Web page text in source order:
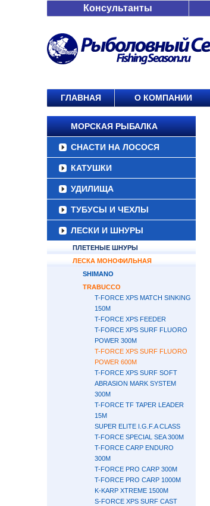
Консультанты
ГЛАВНАЯ О КОМПАНИИ
МОРСКАЯ РЫБАЛКА
СНАСТИ НА ЛОСОСЯ
КАТУШКИ
УДИЛИЩА
ТУБУСЫ И ЧЕХЛЫ
ЛЕСКИ И ШНУРЫ
ПЛЕТЕНЫЕ ШНУРЫ
ЛЕСКА МОНОФИЛЬНАЯ
SHIMANO
TRABUCCO
T-FORCE XPS MATCH SINKING
150М
T-FORCE XPS FEEDER
T-FORCE XPS SURF FLUORO
POWER 300М
T-FORCE XPS SURF FLUORO
POWER 600М
T-FORCE XPS SURF SOFT
ABRASION MARK SYSTEM
300М
T-FORCE TF TAPER LEADER
15М
SUPER ELITE I.G.F.A CLASS
T-FORCE SPECIAL SEA 300М
T-FORCE CARP ENDURO
300М
T-FORCE PRO CARP 300М
T-FORCE PRO CARP 1000М
K-KARP XTREME 1500М
S-FORCE XPS SURF CAST